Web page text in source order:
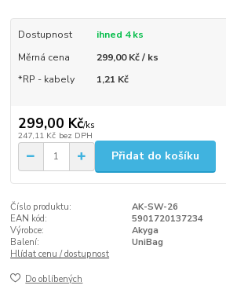
Dostupnost
ihned 4 ks
Měrná cena
299,00 Kč / ks
*RP - kabely
1,21 Kč
299,00 Kč/ks
247,11 Kč bez DPH
Přidat do košíku
Číslo produktu:
AK-SW-26
EAN kód:
5901720137234
Výrobce:
Akyga
Balení:
UniBag
Hlídat cenu / dostupnost
Do oblíbených